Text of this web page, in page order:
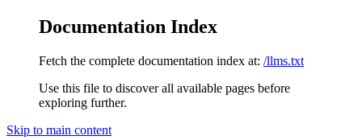
Documentation Index
Fetch the complete documentation index at: /llms.txt
Use this file to discover all available pages before
exploring further.
Skip to main content